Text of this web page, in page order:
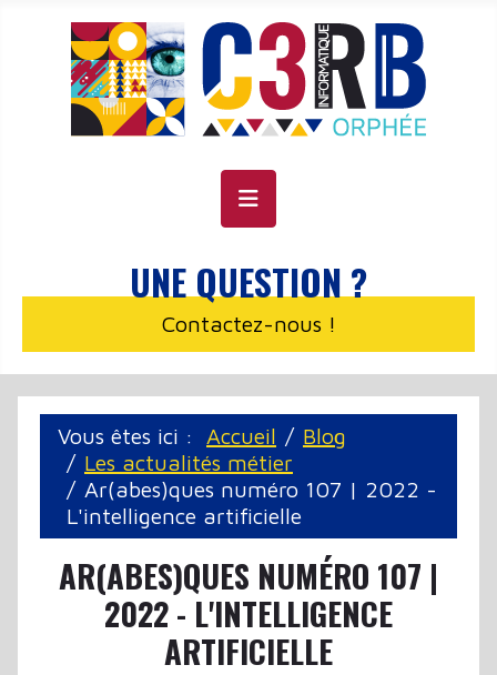
UNE QUESTION ?
Contactez-nous !
Vous êtes ici : Accueil
Blog
Les actualités métier
Ar(abes)ques numéro 107 | 2022 -
L'intelligence artificielle
AR(ABES)QUES NUMÉRO 107 |
2022 - L'INTELLIGENCE
ARTIFICIELLE